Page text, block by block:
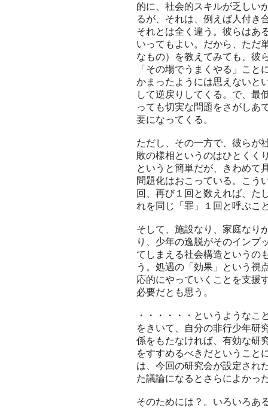
的に、社会的スキルが乏しい
るが、それは、例えば人付き
それとは全く違う。彼らはあ
いってもよい。だから、ただ
なもの）を教えてみても、彼
「その場でうまくやる」こ
かまったようには思えないと
して逆戻りしてくる。で、最
っても切実な問題をさがしあ
要になってくる。
ただし、その一方で、彼らが
敗の様相というのはひとくく
というと簡単だが、きわめて
問題化はおこっている。こう
回、再び１回と数えれば、た
れを同じ「罪」１回と呼ぶこ
そして、施設なり、家庭なり
り、少年の逸脱がそのインプ
てしまえる社会構造というの
う。処遇の「効果」という視
応的にやっていくことを支援
必要だとも思う。
・・・・・・というようなこ
をきいて、自分の非行少年研
係をもたなければ、有効な研
をすすめるべきだということ
は、今回の研究会が設定され
た議論になるとさらによかっ
そのためには？。いろいろあ